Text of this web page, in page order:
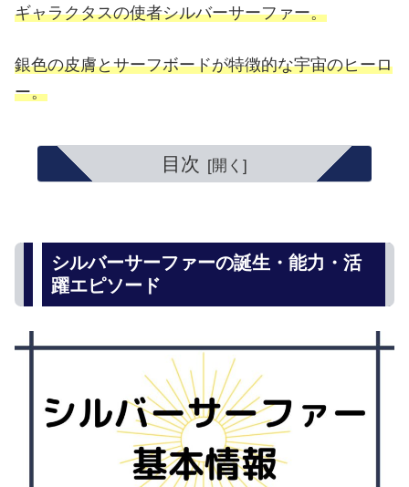
ギャラクタスの使者シルバーサーファー。
銀色の皮膚とサーフボードが特徴的な宇宙のヒーロ
ー。
目次
シルバーサーファーの誕生・能力・活
躍エピソード